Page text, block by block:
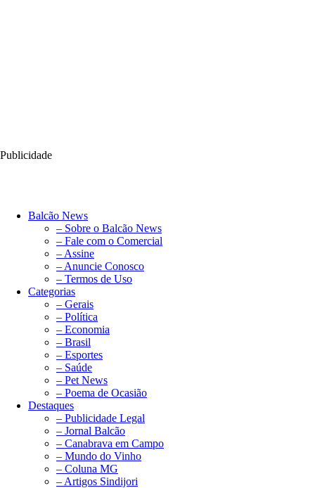
Publicidade
Balcão News
– Sobre o Balcão News
– Fale com o Comercial
– Assine
– Anuncie Conosco
– Termos de Uso
Categorias
– Gerais
– Política
– Economia
– Brasil
– Esportes
– Saúde
– Pet News
– Poema de Ocasião
Destaques
– Publicidade Legal
– Jornal Balcão
– Canabrava em Campo
– Mundo do Vinho
– Coluna MG
– Artigos Sindijori